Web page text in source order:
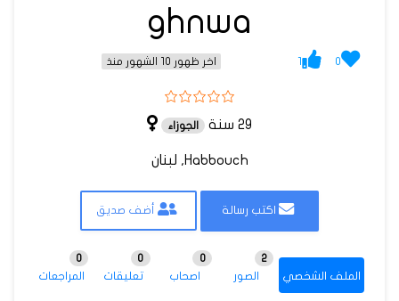
ghnwa
0
1 اخر ظهور 10 الشهور منذ
29 سنة الجوزاء
Habbouch, لبنان
اكتب رسالة أضف صديق
الملف الشخصي الصور
2
اصحاب
0
تعليقات
0
المراجعات
0